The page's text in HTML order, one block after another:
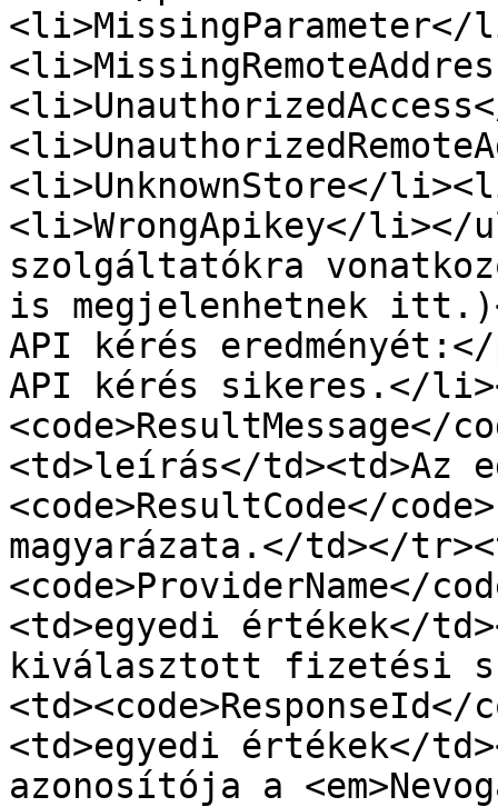
<li>UnknownStore</
<li>WrongApikey</li></
szolgáltatókra
is megjelenhetnek
API kérés eredményét:</
API kérés sikeres.</
<td>leírás</td><td>Az
<code>ResultCode</
magyarázata.</td></
<code>ProviderName</
<td>egyedi értékek</
kiválasztott fizetési
<td>egyedi értékek</
azonosítója a